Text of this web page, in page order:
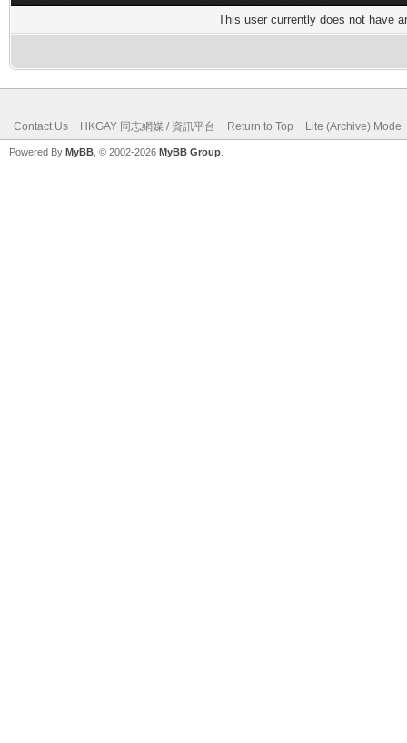
This user currently does not have
Contact Us HKGAY 同志網媒 / 資訊平台 Return to Top Lite (Archive) Mode
Powered By MyBB , © 2002-2026 MyBB Group